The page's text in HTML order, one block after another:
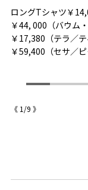
ロングTシャツ￥
￥44, 000（バウム
￥17,380（テラ／
￥59,400（セサ／ピ
《 1 /9 》